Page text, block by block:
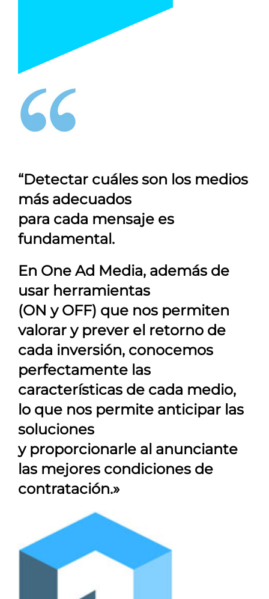
“Detectar cuáles son los medios
más adecuados
para cada mensaje es
fundamental.
En One Ad Media, además de
usar herramientas
(ON y OFF) que nos permiten
valorar y prever el retorno de
cada inversión, conocemos
perfectamente las
características de cada medio,
lo que nos permite anticipar las
soluciones
y proporcionarle al anunciante
las mejores condiciones de
contratación.»